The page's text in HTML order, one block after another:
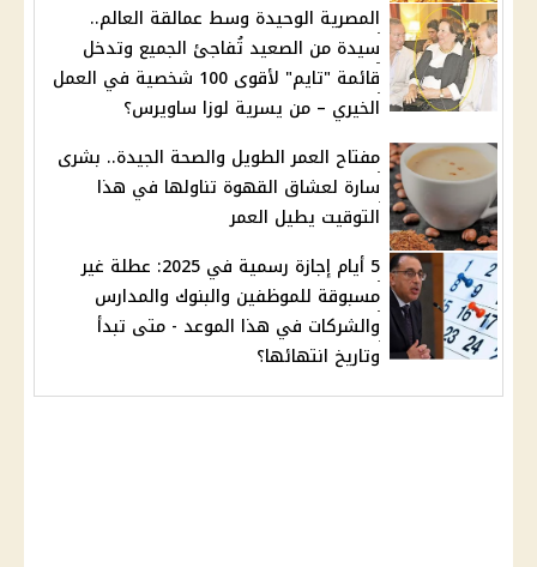
المصرية الوحيدة وسط عمالقة العالم..
سيدة من الصعيد تُفاجئ الجميع وتدخل
قائمة "تايم" لأقوى 100 شخصية في العمل
الخيري – من يسرية لوزا ساويرس؟
مفتاح العمر الطويل والصحة الجيدة.. بشرى
سارة لعشاق القهوة تناولها في هذا
التوقيت يطيل العمر
5 أيام إجازة رسمية في 2025: عطلة غير
مسبوقة للموظفين والبنوك والمدارس
والشركات في هذا الموعد - متى تبدأ
وتاريخ انتهائها؟